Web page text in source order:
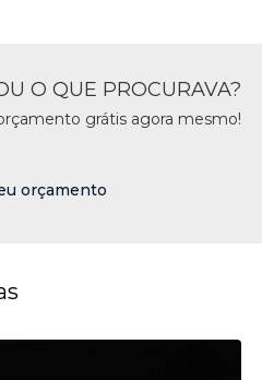
O QUE PROCURAVA?
grátis agora mesmo!
orçamento